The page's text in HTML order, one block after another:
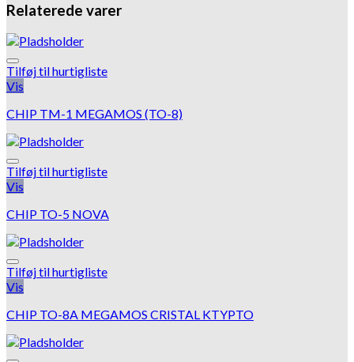
Relaterede varer
Tilføj til hurtigliste
Vis
CHIP TM-1 MEGAMOS (TO-8)
Tilføj til hurtigliste
Vis
CHIP TO-5 NOVA
Tilføj til hurtigliste
Vis
CHIP TO-8A MEGAMOS CRISTAL KTYPTO